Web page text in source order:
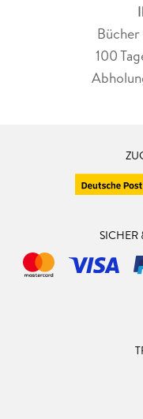
100
SICHER